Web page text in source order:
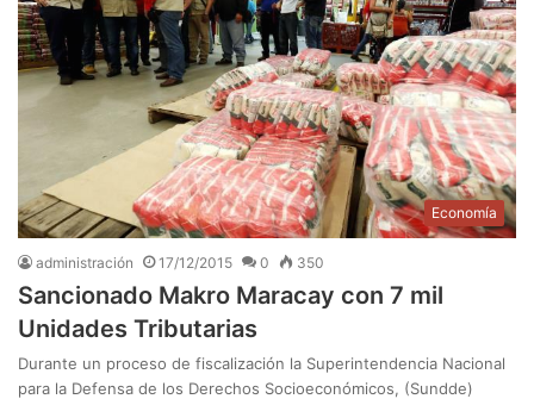
Economía
administración 17/12/2015 0 350
Sancionado Makro Maracay con 7 mil
Unidades Tributarias
Durante un proceso de fiscalización la Superintendencia Nacional
para la Defensa de los Derechos Socioeconómicos, (Sundde)